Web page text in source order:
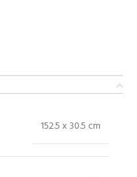
152.5 x 30.5 cm